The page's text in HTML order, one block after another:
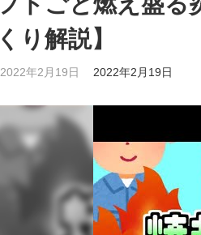
くり解説】
2022年2月19日 2022年2月19日